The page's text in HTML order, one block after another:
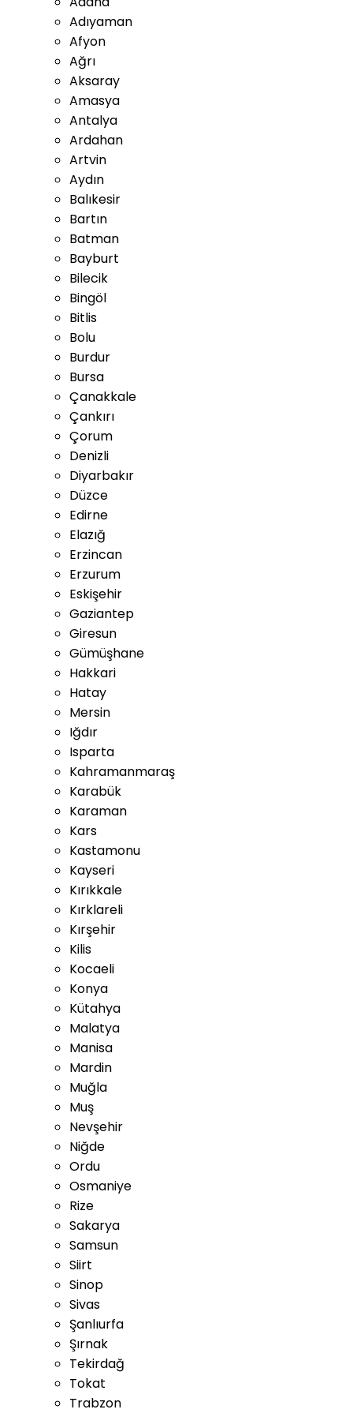
Adıyaman
Afyon
Ağrı
Aksaray
Amasya
Antalya
Ardahan
Artvin
Aydın
Balıkesir
Bartın
Batman
Bayburt
Bilecik
Bingöl
Bitlis
Bolu
Burdur
Bursa
Çanakkale
Çankırı
Çorum
Denizli
Diyarbakır
Düzce
Edirne
Elazığ
Erzincan
Erzurum
Eskişehir
Gaziantep
Giresun
Gümüşhane
Hakkari
Hatay
Mersin
Iğdır
Isparta
Kahramanmaraş
Karabük
Karaman
Kars
Kastamonu
Kayseri
Kırıkkale
Kırklareli
Kırşehir
Kilis
Kocaeli
Konya
Kütahya
Malatya
Manisa
Mardin
Muğla
Muş
Nevşehir
Niğde
Ordu
Osmaniye
Rize
Sakarya
Samsun
Siirt
Sinop
Sivas
Şanlıurfa
Şırnak
Tekirdağ
Tokat
Trabzon